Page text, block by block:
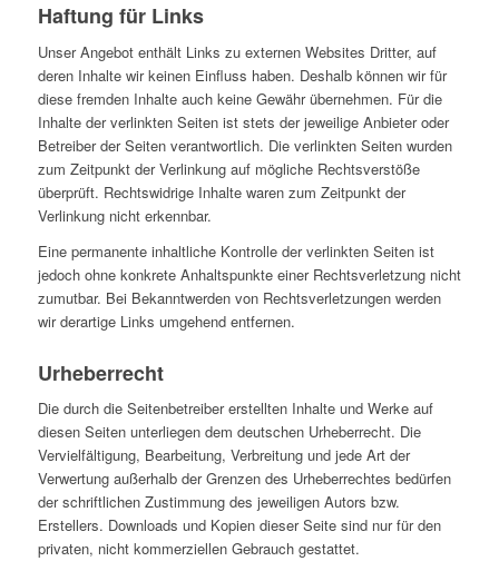
Haftung für Links
Unser Angebot enthält Links zu externen Websites Dritter, auf
deren Inhalte wir keinen Einfluss haben. Deshalb können wir für
diese fremden Inhalte auch keine Gewähr übernehmen. Für die
Inhalte der verlinkten Seiten ist stets der jeweilige Anbieter oder
Betreiber der Seiten verantwortlich. Die verlinkten Seiten wurden
zum Zeitpunkt der Verlinkung auf mögliche Rechtsverstöße
überprüft. Rechtswidrige Inhalte waren zum Zeitpunkt der
Verlinkung nicht erkennbar.
Eine permanente inhaltliche Kontrolle der verlinkten Seiten ist
jedoch ohne konkrete Anhaltspunkte einer Rechtsverletzung nicht
zumutbar. Bei Bekanntwerden von Rechtsverletzungen werden
wir derartige Links umgehend entfernen.
Urheberrecht
Die durch die Seitenbetreiber erstellten Inhalte und Werke auf
diesen Seiten unterliegen dem deutschen Urheberrecht. Die
Vervielfältigung, Bearbeitung, Verbreitung und jede Art der
Verwertung außerhalb der Grenzen des Urheberrechtes bedürfen
der schriftlichen Zustimmung des jeweiligen Autors bzw.
Erstellers. Downloads und Kopien dieser Seite sind nur für den
privaten, nicht kommerziellen Gebrauch gestattet.